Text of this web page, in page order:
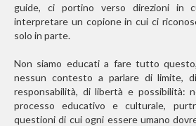
guide, ci portino verso direzioni in
interpretare un copione in cui ci
solo in parte.
Non siamo educati a fare tutto
nessun contesto a parlare di limite,
responsabilità, di libertà e possibilità:
processo educativo e culturale,
questioni di cui ogni essere umano